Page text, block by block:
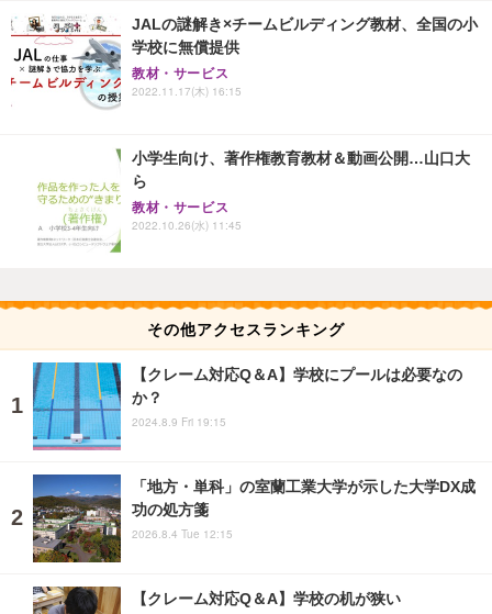
JALの謎解き×チームビルディング教材、全国の小
学校に無償提供
教材・サービス
2022.11.17(木) 16:15
小学生向け、著作権教育教材＆動画公開…山口大
ら
教材・サービス
2022.10.26(水) 11:45
その他アクセスランキング
【クレーム対応Q＆A】学校にプールは必要なの
か？
2024.8.9 Fri 19:15
「地方・単科」の室蘭工業大学が示した大学DX成
功の処方箋
2026.8.4 Tue 12:15
【クレーム対応Q＆A】学校の机が狭い